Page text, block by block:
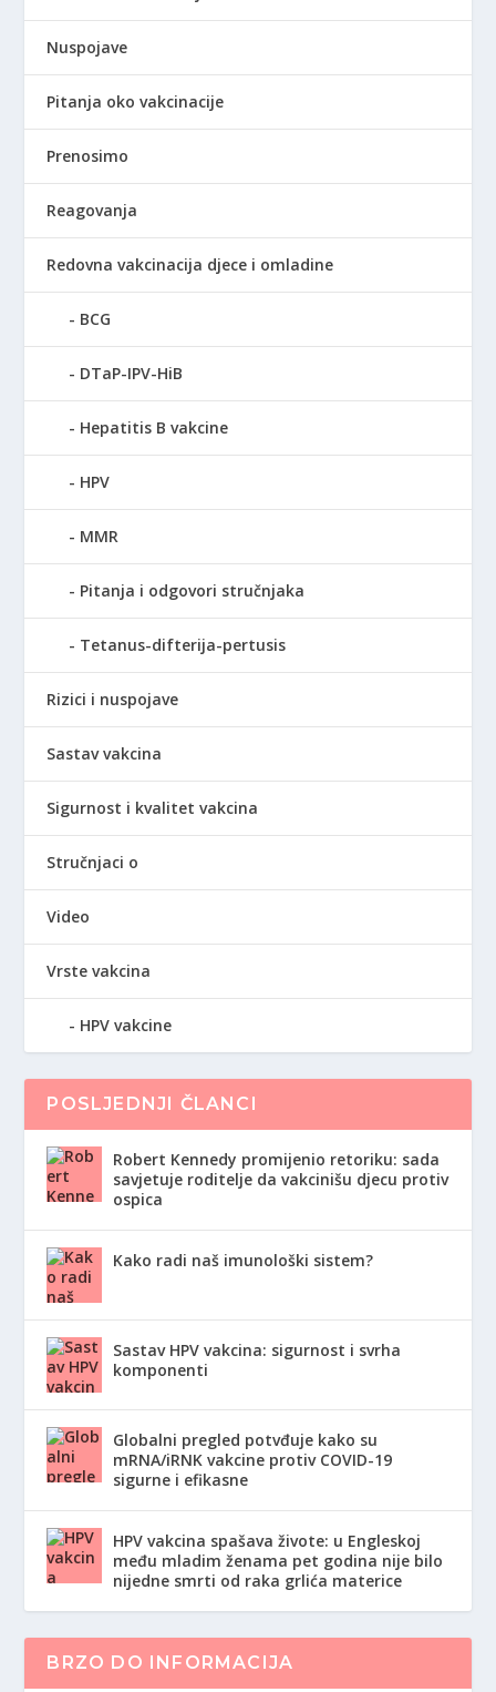
Nuspojave
Pitanja oko vakcinacije
Prenosimo
Reagovanja
Redovna vakcinacija djece i omladine
BCG
DTaP-IPV-HiB
Hepatitis B vakcine
HPV
MMR
Pitanja i odgovori stručnjaka
Tetanus-difterija-pertusis
Rizici i nuspojave
Sastav vakcina
Sigurnost i kvalitet vakcina
Stručnjaci o
Video
Vrste vakcina
HPV vakcine
POSLJEDNJI ČLANCI
Robert Kennedy promijenio retoriku: sada
savjetuje roditelje da vakcinišu djecu protiv
ospica
Kako radi naš imunološki sistem?
Sastav HPV vakcina: sigurnost i svrha
komponenti
Globalni pregled potvđuje kako su
mRNA/iRNK vakcine protiv COVID-19
sigurne i efikasne
HPV vakcina spašava živote: u Engleskoj
među mladim ženama pet godina nije bilo
nijedne smrti od raka grlića materice
BRZO DO INFORMACIJA